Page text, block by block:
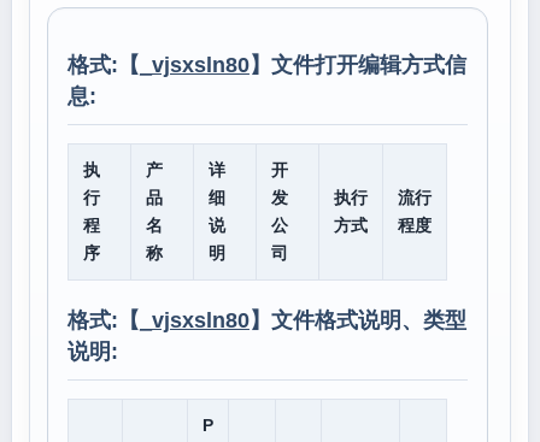
格式:【 _vjsxsln80】文件打开编辑方式信
息:
执
行
程
序
产
品
名
称
详
细
说
明
开
发
公
司
执行
方式
流行
程度
格式:【 _vjsxsln80】文件格式说明、类型
说明:
P